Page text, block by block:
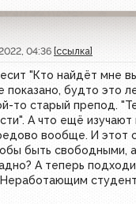
04:36 [ссылка]
"Кто найдёт мне
показано, будто это
то старый препод.
А что ещё изучают
вообще. И этот
быть свободными,
А теперь
Неработающим